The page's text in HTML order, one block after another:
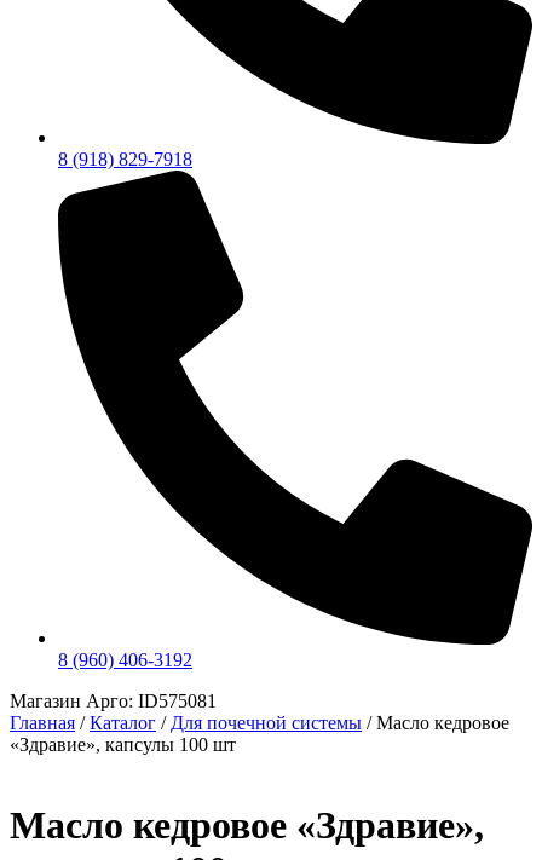
8 (918) 829-7918
8 (960) 406-3192
Магазин Арго: ID575081
Главная / Каталог / Для почечной системы / Масло кедровое
«Здравие», капсулы 100 шт
Масло кедровое «Здравие»,